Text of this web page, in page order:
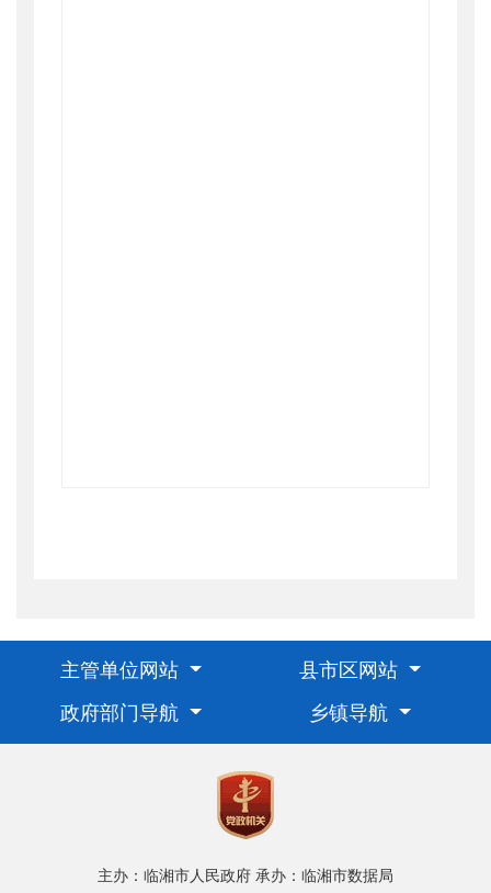
主管单位网站
县市区网站
政府部门导航
乡镇导航
主办：临湘市人民政府 承办：临湘市数据局